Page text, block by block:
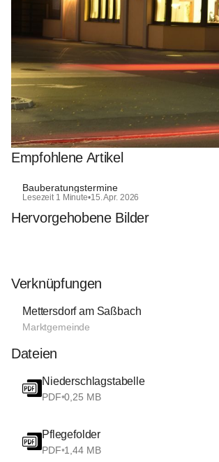
Empfohlene Artikel
Bauberatungstermine
Lesezeit 1 Minute•15. Apr. 2026
Hervorgehobene Bilder
Verknüpfungen
Mettersdorf am Saßbach
Marktgemeinde
Dateien
Niederschlagstabelle
PDF•0,25 MB
Pflegefolder
PDF•1,44 MB